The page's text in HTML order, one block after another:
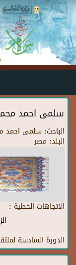
Skip to main content
سلمى احمد
الباحث: سلمى احمد
البلد: مصر
الاتجاهات الخطية :
الدورة السادسة